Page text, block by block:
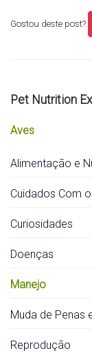
Gostou deste post?
Pet Nutrition
Aves
Alimentação e
Cuidados Com
Curiosidades
Doenças
Manejo
Muda de Penas
Reprodução